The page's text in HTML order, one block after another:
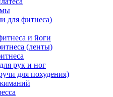
для фитнеса)
и йоги
(ленты)
рук и ног
для похудения)